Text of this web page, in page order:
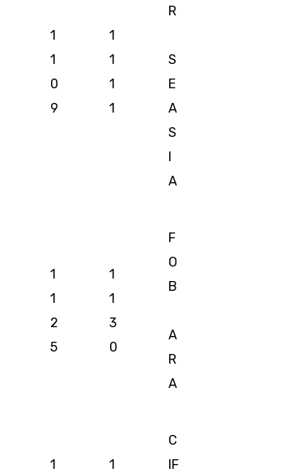
1
1
0
9
1
1
1
1
R
S
E
A
S
I
A
1
1
2
5
1
1
3
0
F
O
B
A
R
A
1
1
C
IF